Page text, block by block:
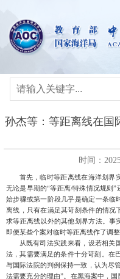
孙杰等：等距离线在国
时间：
首先，临时等距离线在海洋划界
无论是早期的“等距离/特殊情况规则”
始步骤或第一阶段几乎是确定一条临
离线，只有在满足其苛刻条件的情况
求等距离线以外的其他划界方法。事
即便某些个案对临时等距离线作了调
从既有司法实践来看，设若相关
法，其需要满足的条件十分苛刻。在
与国际法院的判例保持一致，认为尽
法需要充分的理由”。在黑海案中，